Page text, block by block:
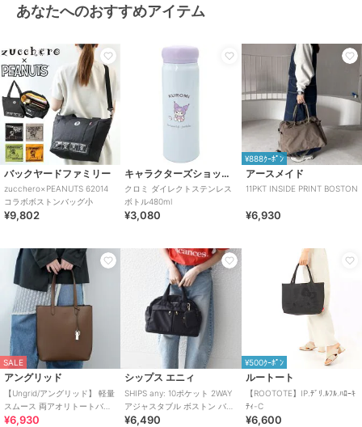
あなたへのおすすめアイテム
バックヤードファミリー
zucchero×PEANUTS 62014
コラボボストンバッグ小
¥9,802
キャラクターズショップ ラフラフ
クロミ ダイレクトステンレス
ボトル480ml
¥3,080
¥888ｸｰﾎﾟﾝ
アースメイド
11PKT INSIDE PRINT BOSTON
¥6,930
SALE
アングリッド
【Ungrid/アングリッド】 軽量
スムース 両アオリトートバッ
グ
¥6,930
シップス エニィ
SHIPS any: 10ポケット 2WAY
アジャスタブル ボストン バッ
グ
¥6,490
¥500ｸｰﾎﾟﾝ
ルートート
【ROOTOTE】IP.ﾃﾞﾘ.ﾙﾌﾙ.ﾊﾛｰｷ
ﾃｨ-C
¥6,600